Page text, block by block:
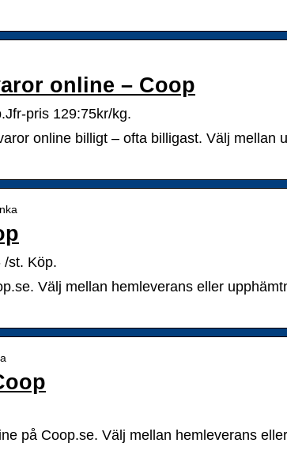
online – Coop
pris 129:75kr/kg.
online billigt – ofta billigast. Välj mellan
st. Köp.
Välj mellan hemleverans eller
på Coop.se. Välj mellan hemleverans